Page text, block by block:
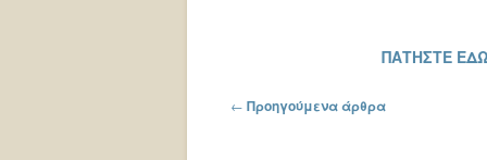
ΠΑΤΗΣΤΕ
Πλοήγηση στα άρθρα
← Προηγούμενα άρθρα